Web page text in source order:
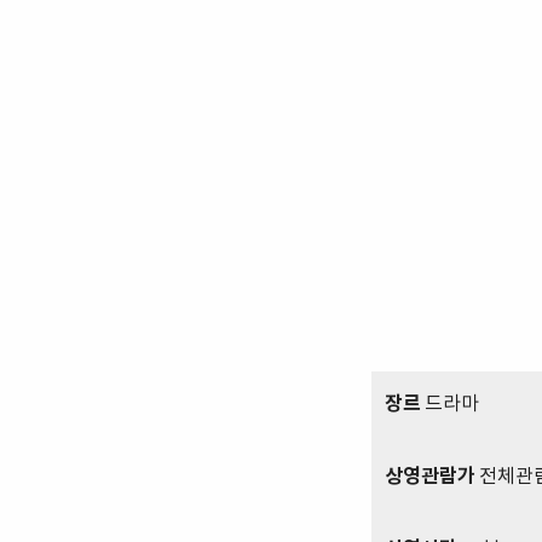
장르 드라마
상영관람가 전체관